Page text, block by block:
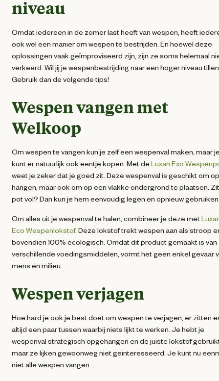
niveau
Omdat iedereen in de zomer last heeft van wespen, heeft
ook wel een manier om wespen te bestrijden. En hoewel deze
oplossingen vaak geïmproviseerd zijn, zijn ze soms helemaal
verkeerd. Wil jij je wespenbestrijding naar een hoger niveau
Gebruik dan de volgende tips!
Wespen vangen met
Welkoop
Om wespen te vangen kun je zelf een wespenval maken, maar
kunt er natuurlijk ook eentje kopen. Met de Luxan Exo
weet je zeker dat je goed zit. Deze wespenval is geschikt om
hangen, maar ook om op een vlakke ondergrond te plaatsen.
pot vol? Dan kun je hem eenvoudig legen en opnieuw
Om alles uit je wespenval te halen, combineer je deze met
Eco Wespenlokstof. Deze lokstof trekt wespen aan als stroop
bovendien 100% ecologisch. Omdat dit product gemaakt is van
verschillende voedingsmiddelen, vormt het geen enkel gevaar
mens en milieu.
Wespen verjagen
Hoe hard je ook je best doet om wespen te verjagen, er zitten
altijd een paar tussen waarbij niets lijkt te werken. Je hebt je
wespenval strategisch opgehangen en de juiste lokstof
maar ze lijken gewoonweg niet geïnteresseerd. Je kunt nu
niet alle wespen vangen.